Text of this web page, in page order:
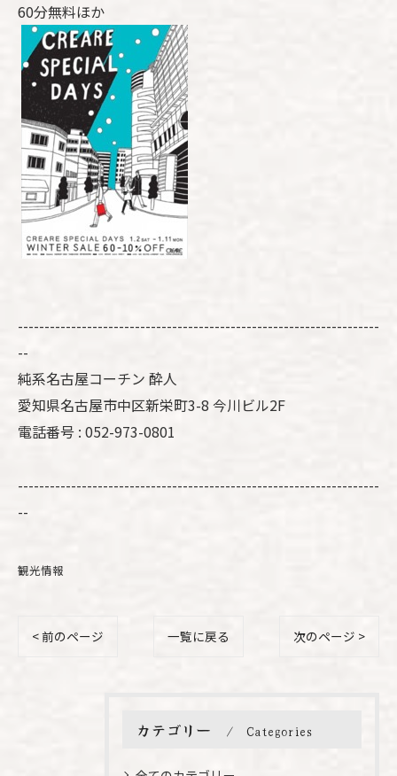
60分無料ほか
--------------------------------------------------------------------
--
純系名古屋コーチン 酔人
愛知県名古屋市中区新栄町3-8 今川ビル2F
電話番号 : 052-973-0801
--------------------------------------------------------------------
--
観光情報
< 前のページ 一覧に戻る 次のページ >
カテゴリー Categories